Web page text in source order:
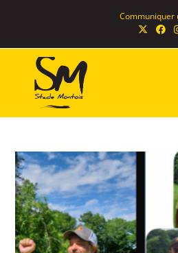
Communiquer